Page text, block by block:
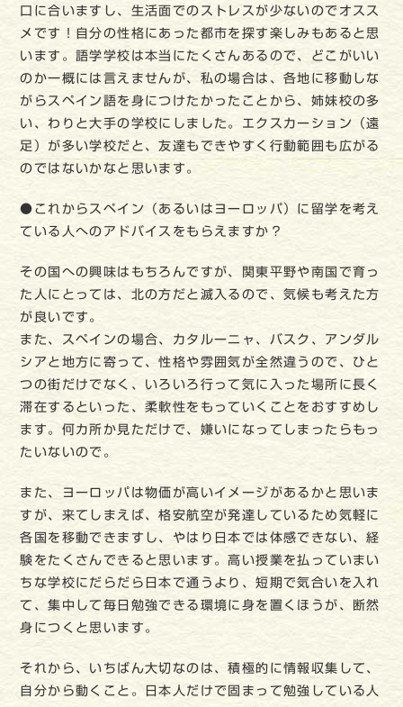
口に合いますし、生活面でのストレスが少ないのでオスス
メです！自分の性格にあった都市を探す楽しみもあると思
います。語学学校は本当にたくさんあるので、どこがいい
のか一概には言えませんが、私の場合は、各地に移動しな
がらスペイン語を身につけたかったことから、姉妹校の多
い、わりと大手の学校にしました。エクスカーション（遠
足）が多い学校だと、友達もできやすく行動範囲も広がる
のではないかなと思います。
●これからスペイン（あるいはヨーロッパ）に留学を考え
ている人へのアドバイスをもらえますか？
その国への興味はもちろんですが、関東平野や南国で育っ
た人にとっては、北の方だと滅入るので、気候も考えた方
が良いです。
また、スペインの場合、カタルーニャ、バスク、アンダル
シアと地方に寄って、性格や雰囲気が全然違うので、ひと
つの街だけでなく、いろいろ行って気に入った場所に長く
滞在するといった、柔軟性をもっていくことをおすすめし
ます。何カ所か見ただけで、嫌いになってしまったらもっ
たいないので。
また、ヨーロッパは物価が高いイメージがあるかと思いま
すが、来てしまえば、格安航空が発達しているため気軽に
各国を移動できますし、やはり日本では体感できない、経
験をたくさんできると思います。高い授業を払っていまい
ちな学校にだらだら日本で通うより、短期で気合いを入れ
て、集中して毎日勉強できる環境に身を置くほうが、断然
身につくと思います。
それから、いちばん大切なのは、積極的に情報収集して、
自分から動くこと。日本人だけで固まって勉強している人